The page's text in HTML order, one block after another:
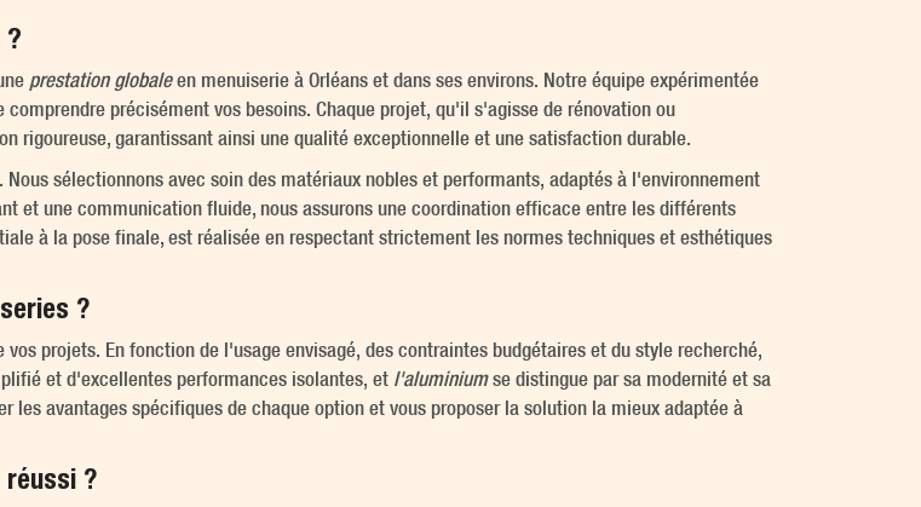
prestation globaleen menuiserie à Orléans et dans ses environs. Notre équipe expérimentée
précisément vos besoins. Chaque projet, qu'il s'agisse de rénovation ou
rigoureuse, garantissant ainsi une qualité exceptionnelle et une satisfaction durable.
sélectionnons avec soin des matériaux nobles et performants, adaptés à l'environnement
et une communication fluide, nous assurons une coordination efficace entre les différents
à la pose finale, est réalisée en respectant strictement les normes techniques et esthétiques
?
projets. En fonction de l'usage envisagé, des contraintes budgétaires et du style recherché,
et d'excellentes performances isolantes, et l'aluminiumse distingue par sa modernité et sa
les avantages spécifiques de chaque option et vous proposer la solution la mieux adaptée à
?